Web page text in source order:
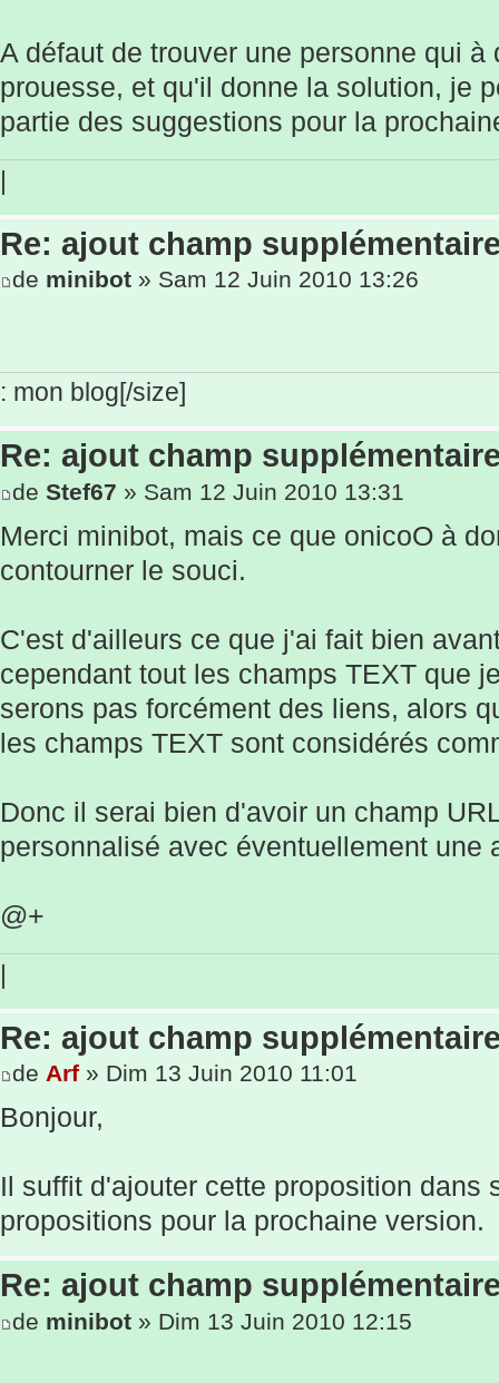
A défaut de trouver une personne qui à
prouesse, et qu'il donne la solution, je
partie des suggestions pour la
|
Re: ajout champ
de minibot » Sam 12 Juin 2010 13:26
: mon blog[/size]
Re: ajout champ
de Stef67 » Sam 12 Juin 2010 13:31
Merci minibot, mais ce que onicoO à
contourner le souci.
C'est d'ailleurs ce que j'ai fait bien
cependant tout les champs TEXT que
serons pas forcément des liens, alors
les champs TEXT sont considérés
Donc il serai bien d'avoir un champ
personnalisé avec éventuellement une
@+
|
Re: ajout champ
de Arf » Dim 13 Juin 2010 11:01
Bonjour,
Il suffit d'ajouter cette proposition dans
propositions pour la prochaine version.
Re: ajout champ
de minibot » Dim 13 Juin 2010 12:15